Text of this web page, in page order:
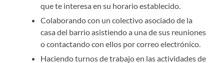
que te interesa en su horario establecido.
Colaborando con un colectivo asociado de la
casa del barrio asistiendo a una de sus reuniones
o contactando con ellos por correo electrónico.
Haciendo turnos de trabajo en las actividades de